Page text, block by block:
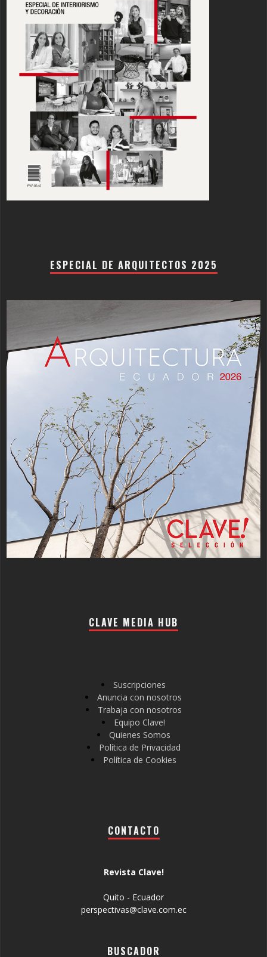
ESPECIAL DE ARQUITECTOS 2025
CLAVE MEDIA HUB
Suscripciones
Anuncia con nosotros
Trabaja con nosotros
Equipo Clave!
Quienes Somos
Política de Privacidad
Política de Cookies
CONTACTO
Revista Clave!
Quito - Ecuador
perspectivas@clave.com.ec
BUSCADOR